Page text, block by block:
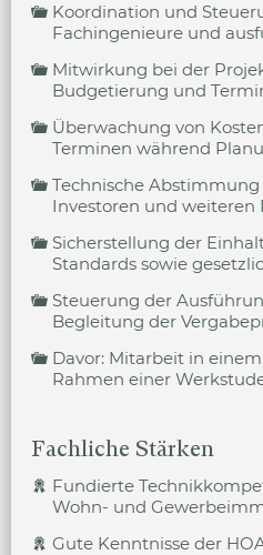
Koordination und
Fachingenieure und
Mitwirkung bei der
Budgetierung und
Überwachung von
Terminen während
Technische
Investoren und
Sicherstellung der
Standards sowie
Steuerung der
Begleitung der
Davor: Mitarbeit in
Rahmen einer
Fachliche Stärken
Fundierte
Wohn- und
Gute Kenntnisse der